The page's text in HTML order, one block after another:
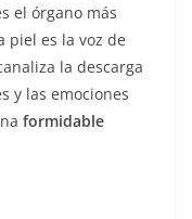
el órgano más
piel es la voz de
la descarga
y las emociones
formidable